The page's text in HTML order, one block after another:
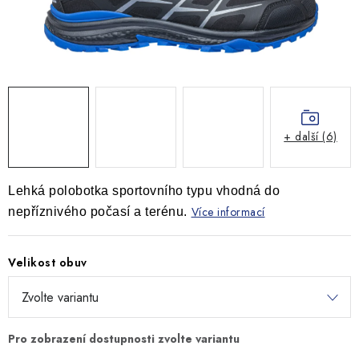
KONTAKTY
Velkoobchod O nás Kontakty
Náhradní plnění
Lehká polobotka sportovního typu vhodná do
nepříznivého počasí a terénu. Více informací
Velikost obuv
+ další (6)